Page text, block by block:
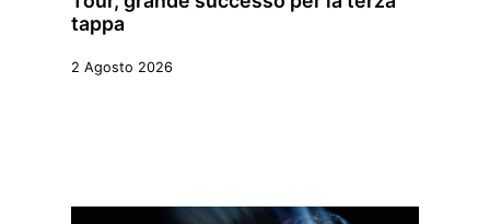
tappa
2 Agosto 2026